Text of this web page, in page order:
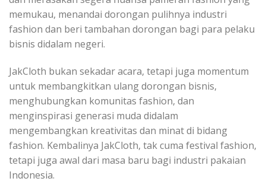
memukau, menandai dorongan pulihnya industri
fashion dan beri tambahan dorongan bagi para pelaku
bisnis didalam negeri.
JakCloth bukan sekadar acara, tetapi juga momentum
untuk membangkitkan ulang dorongan bisnis,
menghubungkan komunitas fashion, dan
menginspirasi generasi muda didalam
mengembangkan kreativitas dan minat di bidang
fashion. Kembalinya JakCloth, tak cuma festival fashion,
tetapi juga awal dari masa baru bagi industri pakaian
Indonesia.